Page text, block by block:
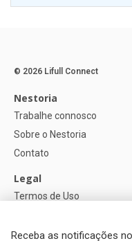
Receba as notificações
© 2026 Lifull Connect
Nestoria
Trabalhe connosco
Sobre o Nestoria
Contato
Legal
Termos de Uso
Política de Cookies